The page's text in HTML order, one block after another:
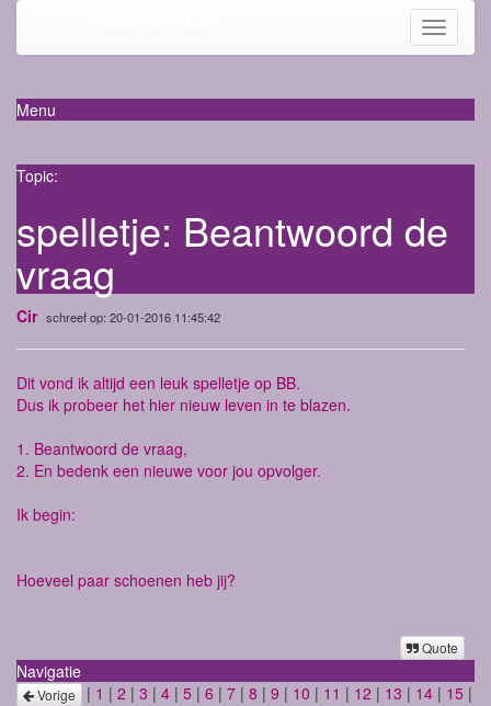
Toggle
Menu
Topic:
spelletje: Beantwoord de
vraag
Cir schreef op: 20-01-2016 11:45:42
Dit vond ik altijd een leuk spelletje op BB.
Dus ik probeer het hier nieuw leven in te blazen.
1. Beantwoord de vraag,
2. En bedenk een nieuwe voor jou opvolger.
Ik begin:
Hoeveel paar schoenen heb jij?
Quote
Navigatie
Vorige | 1 | 2 | 3 | 4 | 5 | 6 | 7 | 8 | 9 | 10 | 11 | 12 | 13 | 14 | 15 |